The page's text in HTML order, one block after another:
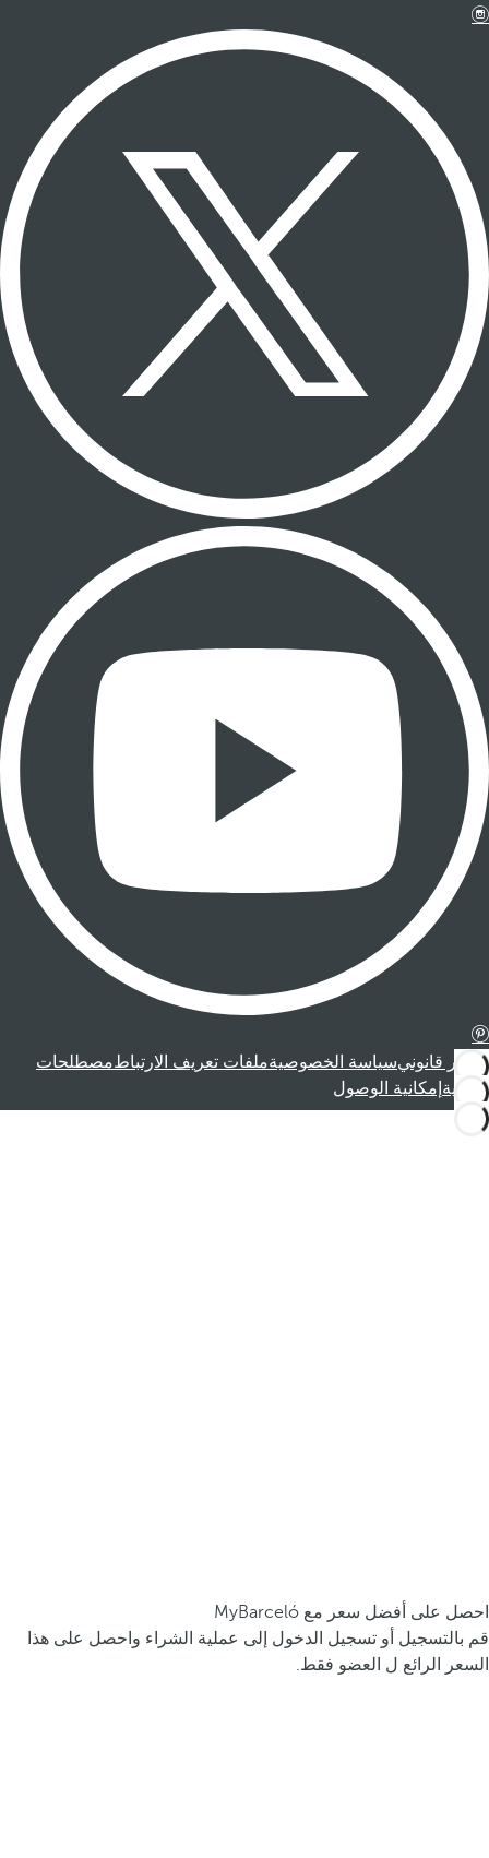
إشعار قانونيسياسة الخصوصيةملفات تعريف الارتباطمصطلحات
قانونية إمكانية الوصول
احصل على أفضل سعر مع MyBarceló
قم بالتسجيل أو تسجيل الدخول إلى عملية الشراء واحصل على هذا
السعر الرائع ل العضو فقط.